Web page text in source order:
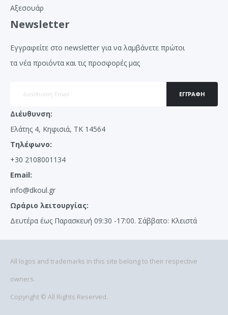
Αξεσουάρ
Newsletter
Εγγραφείτε στο newsletter για να λαμβάνετε πρώτοι
τα νέα προιόντα και τις προσφορές μας
ΕΓΓΡΑΦΉ
Διέυθυνση:
Ελάτης 4, Κηφισιά, ΤΚ 14564
Τηλέφωνο:
+30 2108001134
Email:
info@dkoul.gr
Ωράριο λειτουργίας:
Δευτέρα έως Παρασκευή 09:30 -17:00. Σάββατο: Κλειστά
All logos and trademarks in this site belong to their respective
owners.
Copyright © All Rights Reserved.